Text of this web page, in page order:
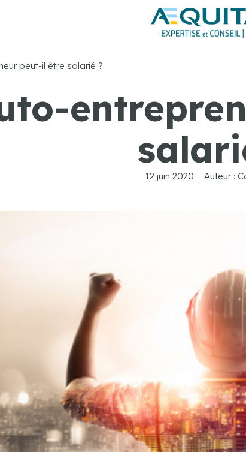
peut-il être salarié ?
12 juin 2020 Auteur :